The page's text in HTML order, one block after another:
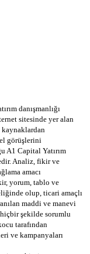
danışmanlığı
sitesinde yer alan
görüşlerini
A1 Capital Yatırım
Analiz, fikir ve
amacı
yorum, tablo ve
olup, ticari amaçlı
maddi ve manevi
şekilde sorumlu
tarafından
ve kampanyaları